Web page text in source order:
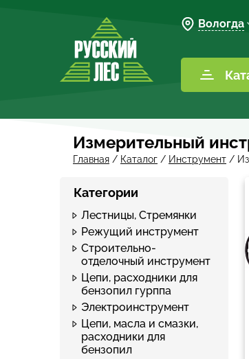
Вологда
Измерительный
Главная / Каталог / Инструмент /
Категории
Лестницы, Стремянки
Режущий инструмент
Строительно-
отделочный инструмент
Цепи, расходники для
бензопил гурппа
Электроинструмент
Цепи, масла и смазки,
расходники для
бензопил